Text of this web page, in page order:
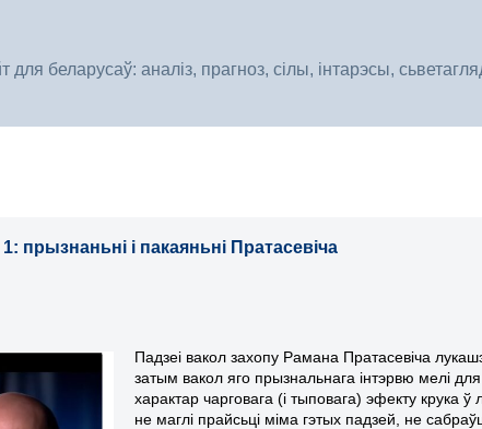
беларусаў: аналіз, прагноз, сілы, інтарэсы,
прызнаньні і пакаяньні Пратасевіча
Падзеі вакол захопу Рамана Пратасевіча
затым вакол яго прызнальнага інтэрвю мелі для
характар чарговага (і тыповага) эфекту крука
не маглі прайсьці міма гэтых падзей, не